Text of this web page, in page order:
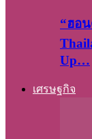
“ฮอ
Up…
เศรษฐกิจ